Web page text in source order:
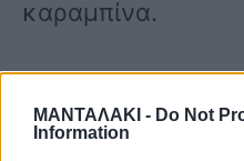
ΜΑΝΤΑΛΑΚΙ - Do Not
Information
καραμπίνα.
www.thespro.gr ,ο